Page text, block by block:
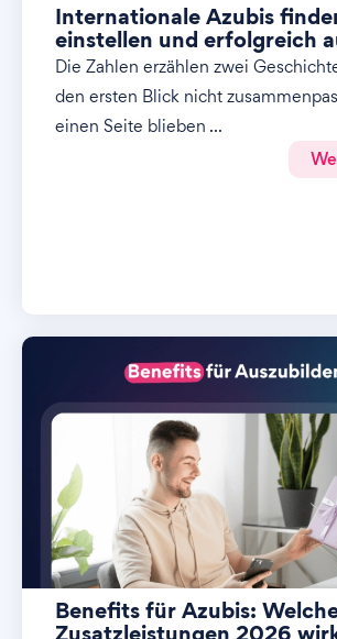
Internationale Azubis
einstellen und erfolgreich
Die Zahlen erzählen zwei
den ersten Blick nicht
einen Seite blieben ...
Benefits für Azubis: